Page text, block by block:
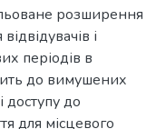
розширення
і
періодів в
до вимушених
доступу до
для місцевого